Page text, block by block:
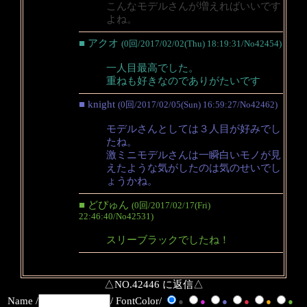
こんなモデルさんが増えればいいです
よね。
■ アクオ (0回/2017/02/02(Thu) 18:19:31/No42454)
一人目最高でした。
重ねも好きなのでありがたいです
■ knight (0回/2017/02/05(Sun) 16:59:27/No42462)
モデルさんとしては３人目が好みでし
たね。
激ミニモデルさんは一瞬白いモノが見
えたような気がしたのは気のせいでし
ょうかね。
■ どぴゅん (0回/2017/02/17(Fri)
22:46:40/No42531)
スリーブラックでしたね！
△NO.42446 に返信△
Name /
/ FontColor/ ● ● ● ● ●
●